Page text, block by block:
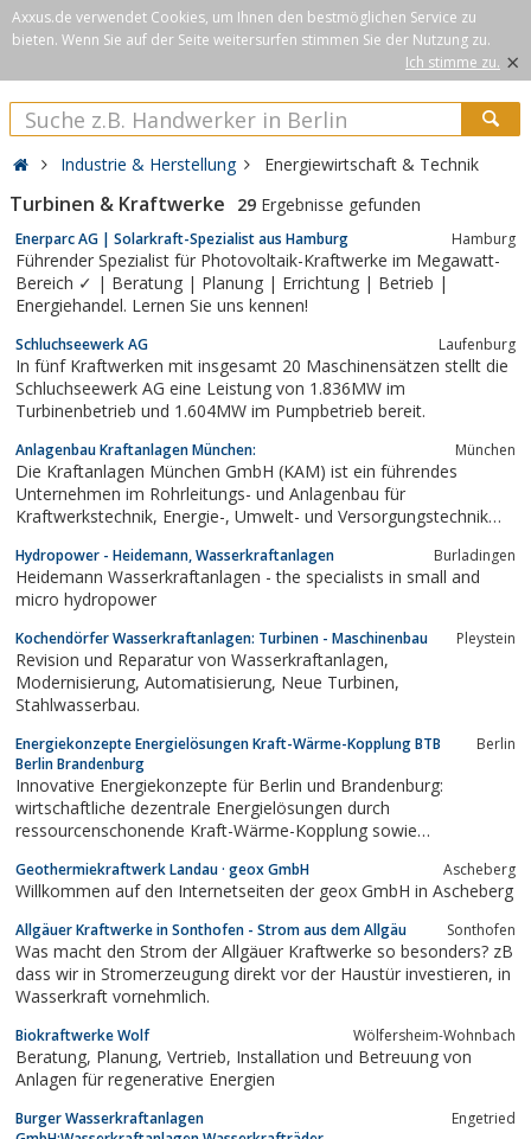
Axxus.de verwendet Cookies, um Ihnen den bestmöglichen Service zu
bieten. Wenn Sie auf der Seite weitersurfen stimmen Sie der Nutzung zu.
Ich stimme zu. ×
Industrie & Herstellung Energiewirtschaft & Technik
Turbinen & Kraftwerke 29 Ergebnisse gefunden
Enerparc AG | Solarkraft-Spezialist aus Hamburg Hamburg
Führender Spezialist für Photovoltaik-Kraftwerke im Megawatt-
Bereich ✓ | Beratung | Planung | Errichtung | Betrieb |
Energiehandel. Lernen Sie uns kennen!
Schluchseewerk AG Laufenburg
In fünf Kraftwerken mit insgesamt 20 Maschinensätzen stellt die
Schluchseewerk AG eine Leistung von 1.836MW im
Turbinenbetrieb und 1.604MW im Pumpbetrieb bereit.
Anlagenbau Kraftanlagen München: München
Die Kraftanlagen München GmbH (KAM) ist ein führendes
Unternehmen im Rohrleitungs- und Anlagenbau für
Kraftwerkstechnik, Energie-, Umwelt- und Versorgungstechnik
Petrochemie.
Hydropower - Heidemann, Wasserkraftanlagen Burladingen
Heidemann Wasserkraftanlagen - the specialists in small and
micro hydropower
Kochendörfer Wasserkraftanlagen: Turbinen - Maschinenbau Pleystein
Revision und Reparatur von Wasserkraftanlagen,
Modernisierung, Automatisierung, Neue Turbinen,
Stahlwasserbau.
Energiekonzepte Energielösungen Kraft-Wärme-Kopplung BTB
Berlin Brandenburg
Berlin
Innovative Energiekonzepte für Berlin und Brandenburg:
wirtschaftliche dezentrale Energielösungen durch
ressourcenschonende Kraft-Wärme-Kopplung sowie
von der individuellen Konzeptionierung über die Finanzierung und
Betriebsführung bis hin zur Stromabrechnung und...
Geothermiekraftwerk Landau · geox GmbH Ascheberg
Willkommen auf den Internetseiten der geox GmbH in Ascheberg
Allgäuer Kraftwerke in Sonthofen - Strom aus dem Allgäu Sonthofen
Was macht den Strom der Allgäuer Kraftwerke so besonders? zB
dass wir in Stromerzeugung direkt vor der Haustür investieren, in
Wasserkraft vornehmlich.
Biokraftwerke Wolf Wölfersheim-Wohnbach
Beratung, Planung, Vertrieb, Installation und Betreuung von
Anlagen für regenerative Energien
Burger Wasserkraftanlagen
Engetried